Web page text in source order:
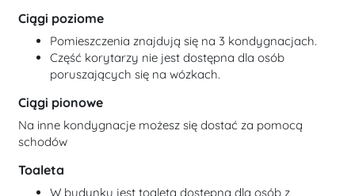
Ciągi poziome
Pomieszczenia znajdują się na 3 kondygnacjach.
Część korytarzy nie jest dostępna dla osób
poruszających się na wózkach.
Ciągi pionowe
Na inne kondygnacje możesz się dostać za pomocą
schodów
Toaleta
W budynku jest toaleta dostępna dla osób z